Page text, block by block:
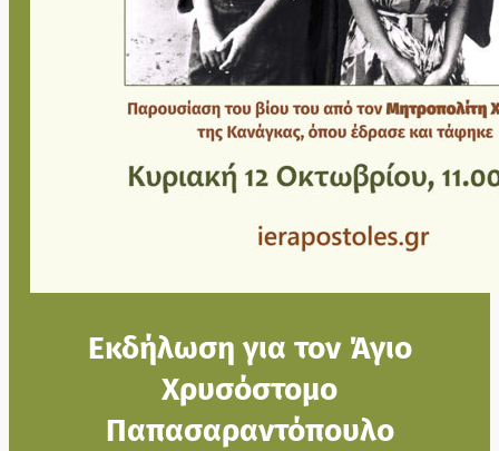
Εκδήλωση για τον Άγιο
Χρυσόστομο
Παπασαραντόπουλο